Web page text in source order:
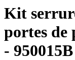
Kit
portes de
- 950015B